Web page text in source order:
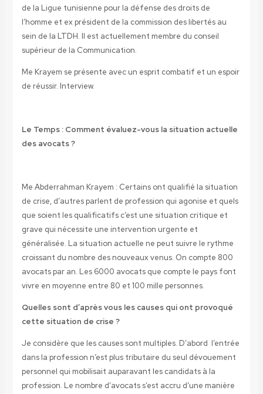
de la Ligue tunisienne pour la défense des droits de
l’homme et ex président de la commission des libertés au
sein de la LTDH. Il est actuellement membre du conseil
supérieur de la Communication.
Me Krayem se présente avec un esprit combatif et un espoir
de réussir. Interview.
Le Temps : Comment évaluez-vous la situation actuelle
des avocats ?
Me Abderrahman Krayem : Certains ont qualifié la situation
de crise, d’autres parlent de profession qui agonise et quels
que soient les qualificatifs c’est une situation critique et
grave qui nécessite une intervention urgente et
généralisée. La situation actuelle ne peut suivre le rythme
croissant du nombre des nouveaux venus. On compte 800
avocats par an. Les 6000 avocats que compte le pays font
vivre en moyenne entre 80 et 100 mille personnes.
Quelles sont d’après vous les causes qui ont provoqué
cette situation de crise ?
Je considère que les causes sont multiples. D’abord l’entrée
dans la profession n’est plus tributaire du seul dévouement
personnel qui mobilisait auparavant les candidats à la
profession. Le nombre d’avocats s’est accru d’une manière